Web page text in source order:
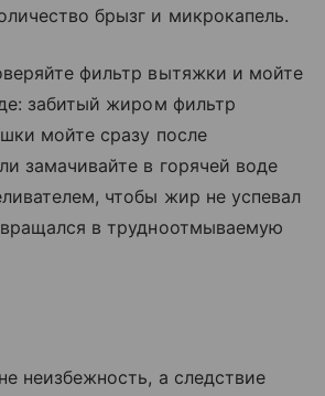
брызг и микрокапель.
фильтр вытяжки и мойте
забитый жиром фильтр
мойте сразу после
замачивайте в горячей воде
чтобы жир не успевал
в трудноотмываемую
неизбежность, а следствие